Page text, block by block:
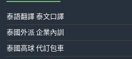
泰語翻譯 泰文口譯
泰國外派 企業內訓
泰國高球 代訂包車